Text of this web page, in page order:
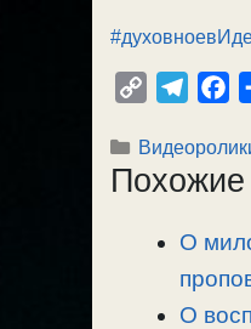
p
y
l
e
r
a
m
c
e
o
o
k
Рубрики
Похожие
О
О